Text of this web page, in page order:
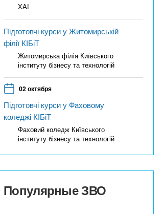
ХАІ
Підготовчі курси у Житомирській
філії КІБіТ
Житомирська філія Київського
інституту бізнесу та технологій
02 октября
Підготовчі курси у Фаховому
коледжі КІБіТ
Фаховий коледж Київського
інституту бізнесу та технологій
Популярные ЗВО